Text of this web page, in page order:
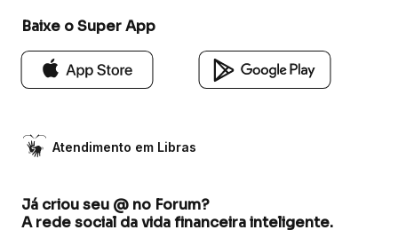
Baixe o Super App
Atendimento em Libras
Já criou seu @ no Forum?
A rede social da vida financeira inteligente.